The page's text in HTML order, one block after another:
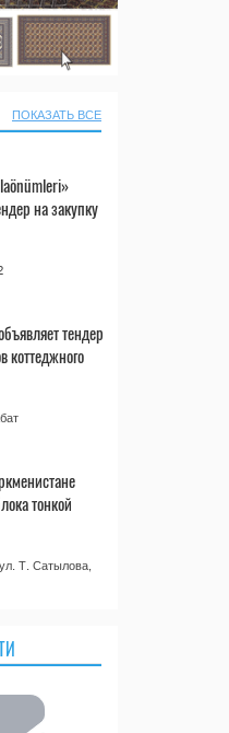
ПОКАЗАТЬ ВСЕ
на закупку
тендер
коттеджного
тонкой
Т. Сатылова,